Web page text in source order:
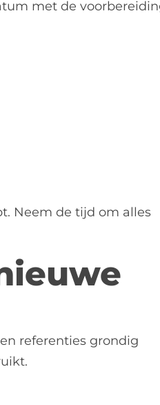
met de
Neem de tijd om alles
referenties grondig